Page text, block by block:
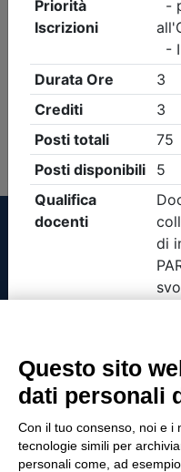
Esito della ricerca
Non è stato trovato
parametri di ricerca
Società
Società soggetta
P.IVA
Questo sito
dati personali
Con il tuo consenso, noi e i
tecnologie simili per
personali come, ad